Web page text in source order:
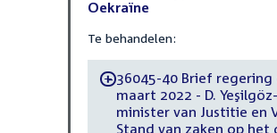
Oekraïne
Te behandelen:
-36045-40 Brief regering
maart 2022 - D.
minister van Justitie en
Stand van zaken op het